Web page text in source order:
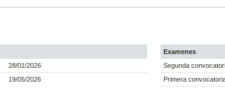
28/01/2026
19/05/2026
Examenes
Segunda
Primera